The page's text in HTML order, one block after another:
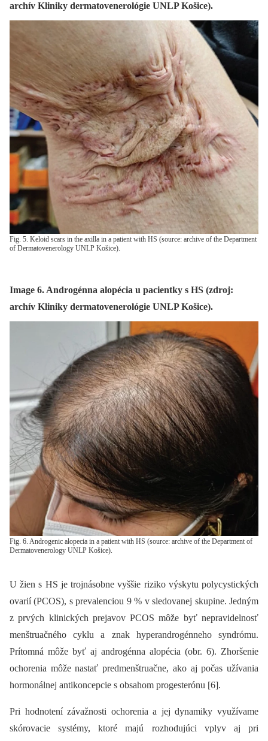
archív Kliniky dermatovenerológie UNLP Košice).
Fig. 5. Keloid scars in the axilla in a patient with HS (source: archive of the Department
of Dermatovenerology UNLP Košice).
Image 6. Androgénna alopécia u pacientky s HS (zdroj:
archív Kliniky dermatovenerológie UNLP Košice).
Fig. 6. Androgenic alopecia in a patient with HS (source: archive of the Department of
Dermatovenerology UNLP Košice).
U žien s HS je trojnásobne vyššie riziko výskytu polycystických
ovarií (PCOS), s prevalenciou 9 % v sledovanej skupine. Jedným
z prvých klinických prejavov PCOS môže byť nepravidelnosť
menštruačného cyklu a znak hyperandrogénneho syndrómu.
Prítomná môže byť aj androgénna alopécia (obr. 6). Zhoršenie
ochorenia môže nastať predmenštruačne, ako aj počas užívania
hormonálnej antikoncepcie s obsahom progesterónu [6].
Pri hodnotení závažnosti ochorenia a jej dynamiky využívame
skórovacie systémy, ktoré majú rozhodujúci vplyv aj pri